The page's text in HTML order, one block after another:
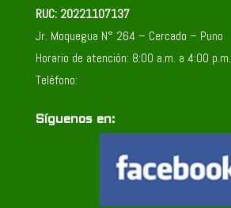
RUC: 20221107137
Jr. Moquegua N° 264 – Cercado – Puno
Horario de atención: 8:00 a.m. a 4:00 p.m.
Teléfono:
Síguenos en: